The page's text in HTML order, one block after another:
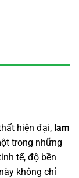
hiện đại, lam
trong những
tế, độ bền
không chỉ